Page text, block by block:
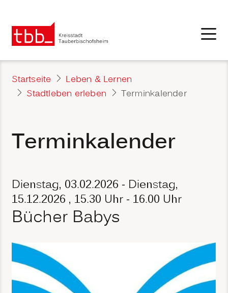
Startseite
Leben & Lernen
Stadtleben erleben
Terminkalender
Terminkalender
Dienstag, 03.02.2026 - Dienstag,
15.12.2026 , 15.30 Uhr - 16.00 Uhr
Bücher Babys